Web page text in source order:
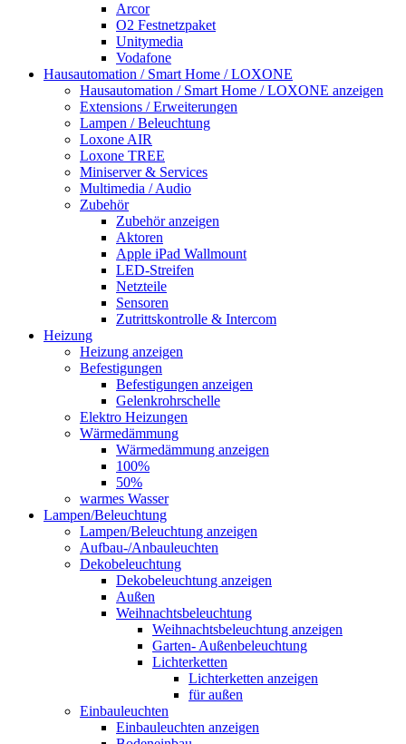
Arcor
O2 Festnetzpaket
Unitymedia
Vodafone
Hausautomation / Smart Home / LOXONE
Hausautomation / Smart Home / LOXONE anzeigen
Extensions / Erweiterungen
Lampen / Beleuchtung
Loxone AIR
Loxone TREE
Miniserver & Services
Multimedia / Audio
Zubehör
Zubehör anzeigen
Aktoren
Apple iPad Wallmount
LED-Streifen
Netzteile
Sensoren
Zutrittskontrolle & Intercom
Heizung
Heizung anzeigen
Befestigungen
Befestigungen anzeigen
Gelenkrohrschelle
Elektro Heizungen
Wärmedämmung
Wärmedämmung anzeigen
100%
50%
warmes Wasser
Lampen/Beleuchtung
Lampen/Beleuchtung anzeigen
Aufbau-/Anbauleuchten
Dekobeleuchtung
Dekobeleuchtung anzeigen
Außen
Weihnachtsbeleuchtung
Weihnachtsbeleuchtung anzeigen
Garten- Außenbeleuchtung
Lichterketten
Lichterketten anzeigen
für außen
Einbauleuchten
Einbauleuchten anzeigen